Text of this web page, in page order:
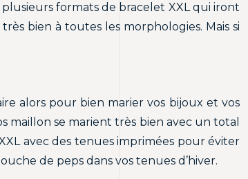
formats de bracelet XXL qui iront
bien à toutes les morphologies. Mais si
alors pour bien marier vos bijoux et vos
maillon se marient très bien avec un total
avec des tenues imprimées pour éviter
de peps dans vos tenues d’hiver.